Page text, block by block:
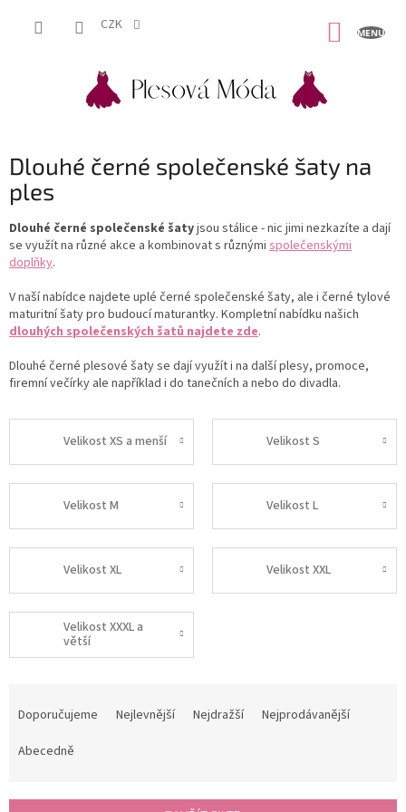
CZK
Dlouhé černé společenské šaty na
ples
Dlouhé černé společenské šatyjsou stálice - nic jimi nezkazíte a dají
se využít na různé akce a kombinovat s různými společenskými
doplňky.
V naší nabídce najdete uplé černé společenské šaty, ale i černé tylové
maturitní šaty pro budoucí maturantky. Kompletní nabídku našich
dlouhých společenských šatů najdete zde.
Dlouhé černé plesové šaty se dají využít i na další plesy, promoce,
firemní večírky ale například i do tanečních a nebo do divadla.
Velikost XS a menší Velikost S
Velikost M Velikost L
Velikost XL Velikost XXL
Velikost XXXL a
větší
Doporučujeme Nejlevnější Nejdražší
Nejprodávanější
Abecedně